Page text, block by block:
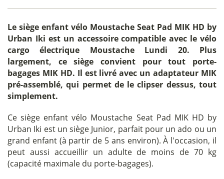
Le siège enfant vélo Moustache Seat Pad MIK HD by
Urban Iki est un accessoire compatible avec le vélo
cargo électrique Moustache Lundi 20. Plus
largement, ce siège convient pour tout porte-
bagages MIK HD. Il est livré avec un adaptateur MIK
pré-assemblé, qui permet de le clipser dessus, tout
simplement.
Ce siège enfant vélo Moustache Seat Pad MIK HD by
Urban Iki est un siège Junior, parfait pour un ado ou un
grand enfant (à partir de 5 ans environ). À l'occasion, il
peut aussi accueillir un adulte de moins de 70 kg
(capacité maximale du porte-bagages).